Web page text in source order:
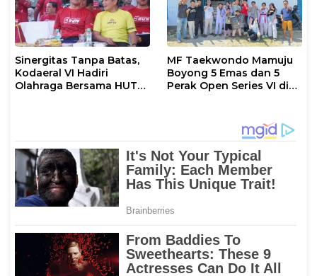
Sinergitas Tanpa Batas,
Kodaeral VI Hadiri
Olahraga Bersama HUT
MF Taekwondo Mamuju
Boyong 5 Emas dan 5
Perak Open Series VI di